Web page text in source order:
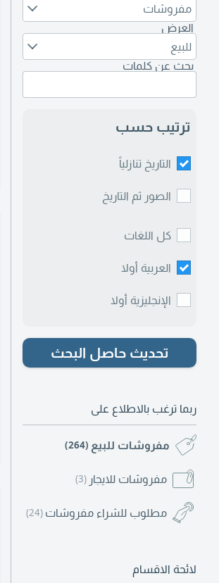
مفروشات
العرض
للبيع
بحث عن كلمات
ترتيب حسب
التاريخ تنازلياً
الصور ثم التاريخ
كل اللغات
العربية أولا
الإنجليزية أولا
تحديث حاصل البحث
ربما ترغب بالاطلاع على
مفروشات للبيع (264)
مفروشات للايجار (3)
مطلوب للشراء مفروشات (24)
لائحة الاقسام